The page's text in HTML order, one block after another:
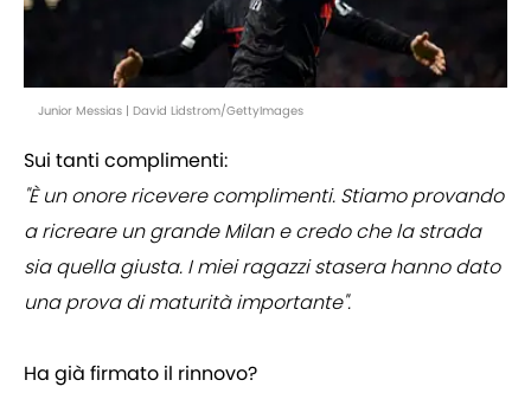
Junior Messias | David Lidstrom/GettyImages
Sui tanti complimenti:
"È un onore ricevere complimenti. Stiamo provando
a ricreare un grande Milan e credo che la strada
sia quella giusta. I miei ragazzi stasera hanno dato
una prova di maturità importante".
Ha già firmato il rinnovo?